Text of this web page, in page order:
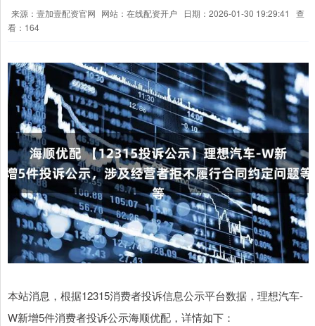
来源：壹加壹配资官网 网站：在线配资开户 日期：2026-01-30 19:29:41
查
看：164
本站消息，根据12315消费者投诉信息公示平台数据，理想汽车-
W新增5件消费者投诉公示海顺优配，详情如下：